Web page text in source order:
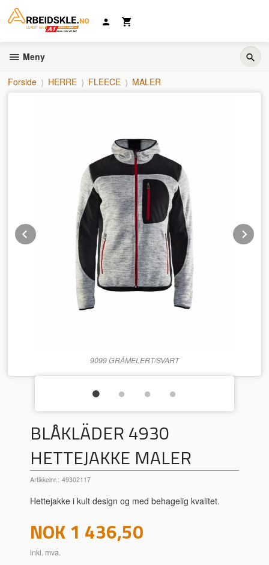
innholdet
Meny
Forside HERRE FLEECE MALER
9099 GRÅMELERT/SVART
Prev
BLÅKLÄDER 4930
HETTEJAKKE MALER
Artikkelnr.: 49302117
Hettejakke i kult design og med behagelig kvalitet.
Pris
NOK1 436,50
inkl. mva.